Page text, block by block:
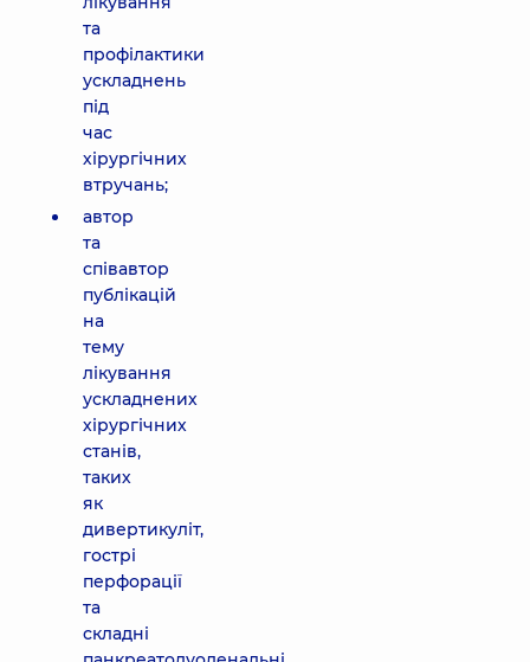
та
профілактики
ускладнень
під
час
хірургічних
втручань;
автор
та
співавтор
публікацій
на
тему
лікування
ускладнених
хірургічних
станів,
таких
як
дивертикуліт,
гострі
перфорації
та
складні